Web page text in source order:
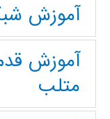
آموزش
آموزش
متلب